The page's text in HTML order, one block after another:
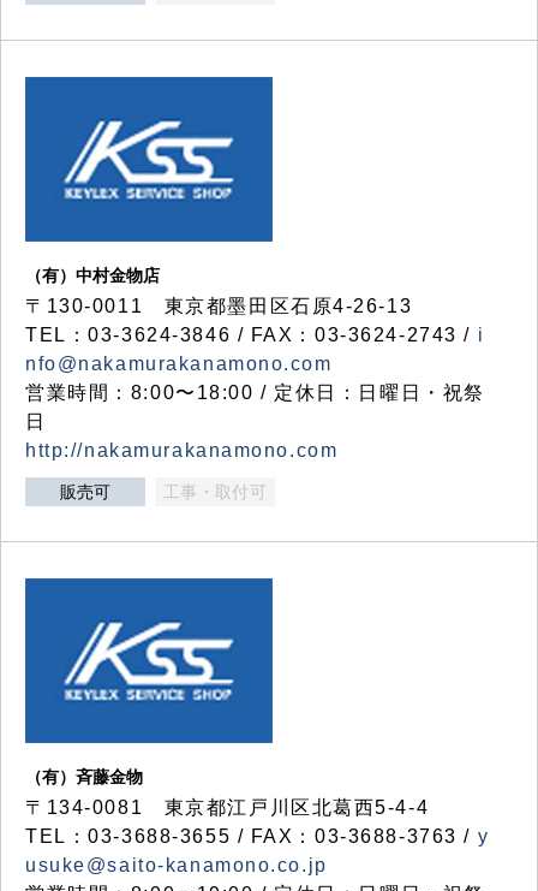
（有）中村金物店
〒130-0011 東京都墨田区石原4-26-13
TEL：03-3624-3846 / FAX：03-3624-2743 / i
nfo@nakamurakanamono.com
営業時間：8:00〜18:00 / 定休日：日曜日・祝祭
日
http://nakamurakanamono.com
販売可 工事・取付可
（有）斉藤金物
〒134-0081 東京都江戸川区北葛西5-4-4
TEL：03-3688-3655 / FAX：03-3688-3763 / y
usuke@saito-kanamono.co.jp